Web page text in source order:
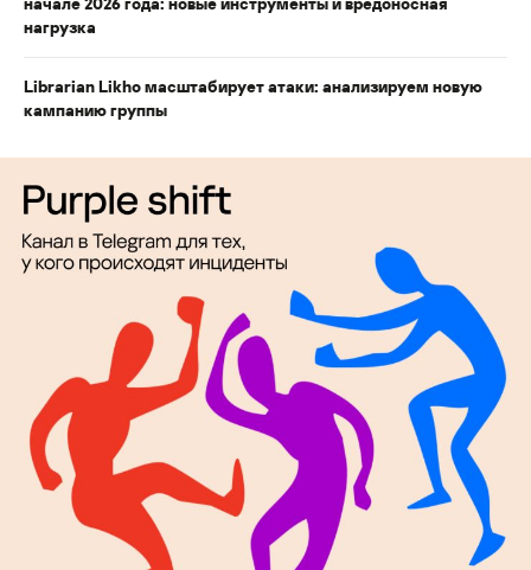
нагрузка
Librarian Likho масштабирует атаки: анализируем новую
кампанию группы